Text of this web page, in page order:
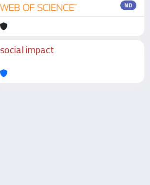
ND
social impact